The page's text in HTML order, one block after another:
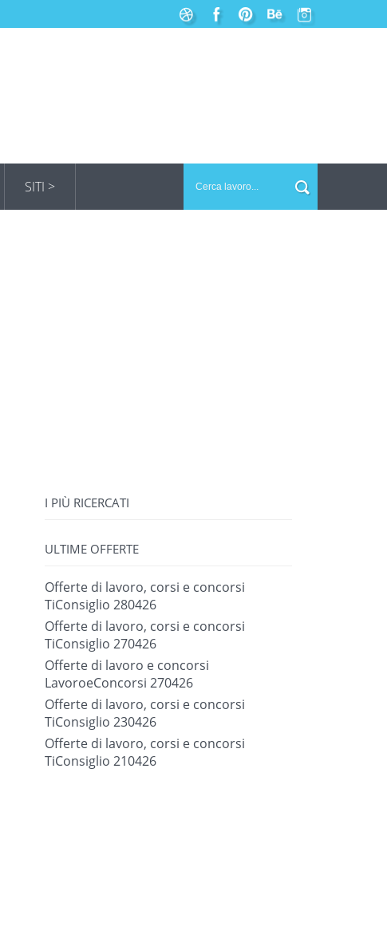
SITI >
I PIÙ RICERCATI
ULTIME OFFERTE
Offerte di lavoro, corsi e concorsi
TiConsiglio 280426
Offerte di lavoro, corsi e concorsi
TiConsiglio 270426
Offerte di lavoro e concorsi
LavoroeConcorsi 270426
Offerte di lavoro, corsi e concorsi
TiConsiglio 230426
Offerte di lavoro, corsi e concorsi
TiConsiglio 210426